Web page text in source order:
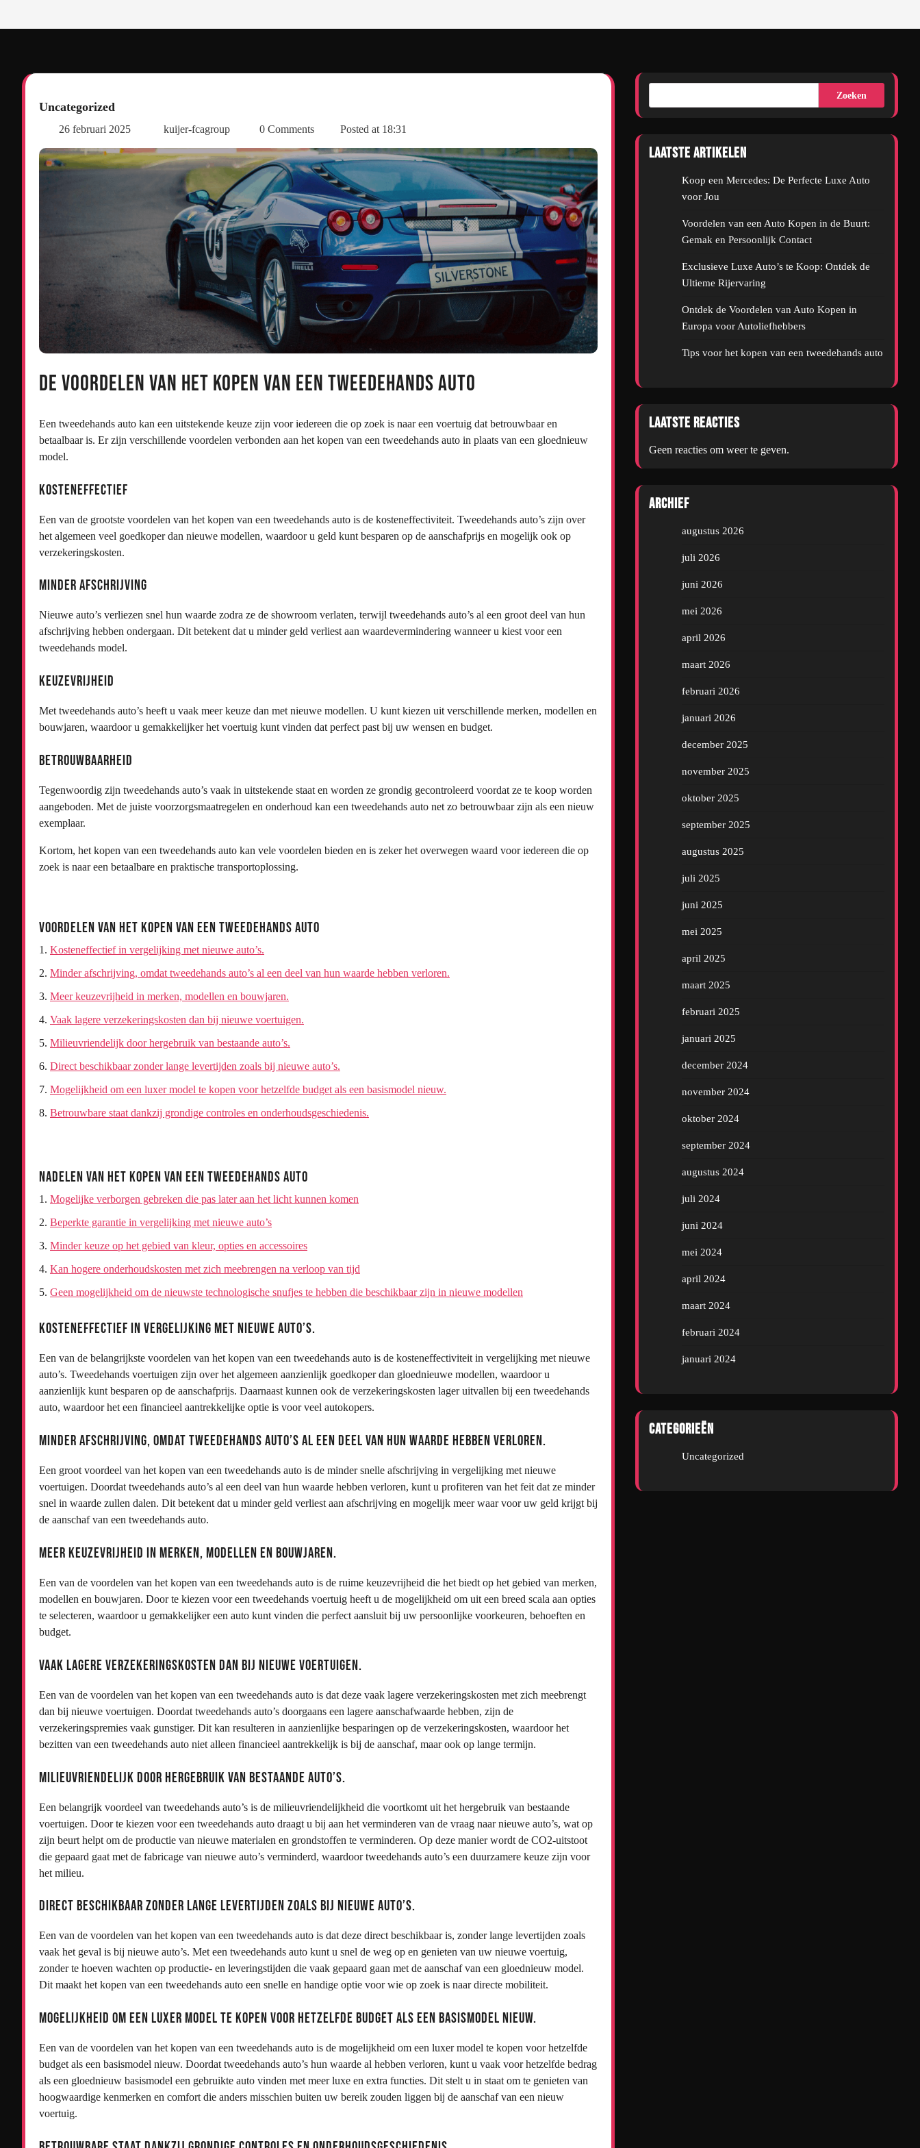
Uncategorized
26 februari 2025 kuijer-fcagroup 0 Comments Posted at 18:31
De Voordelen van het Kopen van een Tweedehands Auto
Een tweedehands auto kan een uitstekende keuze zijn voor iedereen die op zoek is naar een voertuig dat betrouwbaar en
betaalbaar is. Er zijn verschillende voordelen verbonden aan het kopen van een tweedehands auto in plaats van een gloednieuw
model.
Kosteneffectief
Een van de grootste voordelen van het kopen van een tweedehands auto is de kosteneffectiviteit. Tweedehands auto’s zijn over
het algemeen veel goedkoper dan nieuwe modellen, waardoor u geld kunt besparen op de aanschafprijs en mogelijk ook op
verzekeringskosten.
Minder Afschrijving
Nieuwe auto’s verliezen snel hun waarde zodra ze de showroom verlaten, terwijl tweedehands auto’s al een groot deel van hun
afschrijving hebben ondergaan. Dit betekent dat u minder geld verliest aan waardevermindering wanneer u kiest voor een
tweedehands model.
Keuzevrijheid
Met tweedehands auto’s heeft u vaak meer keuze dan met nieuwe modellen. U kunt kiezen uit verschillende merken, modellen en
bouwjaren, waardoor u gemakkelijker het voertuig kunt vinden dat perfect past bij uw wensen en budget.
Betrouwbaarheid
Tegenwoordig zijn tweedehands auto’s vaak in uitstekende staat en worden ze grondig gecontroleerd voordat ze te koop worden
aangeboden. Met de juiste voorzorgsmaatregelen en onderhoud kan een tweedehands auto net zo betrouwbaar zijn als een nieuw
exemplaar.
Kortom, het kopen van een tweedehands auto kan vele voordelen bieden en is zeker het overwegen waard voor iedereen die op
zoek is naar een betaalbare en praktische transportoplossing.
Voordelen van het Kopen van een Tweedehands Auto
Kosteneffectief in vergelijking met nieuwe auto’s.
Minder afschrijving, omdat tweedehands auto’s al een deel van hun waarde hebben verloren.
Meer keuzevrijheid in merken, modellen en bouwjaren.
Vaak lagere verzekeringskosten dan bij nieuwe voertuigen.
Milieuvriendelijk door hergebruik van bestaande auto’s.
Direct beschikbaar zonder lange levertijden zoals bij nieuwe auto’s.
Mogelijkheid om een luxer model te kopen voor hetzelfde budget als een basismodel nieuw.
Betrouwbare staat dankzij grondige controles en onderhoudsgeschiedenis.
Nadelen van het Kopen van een Tweedehands Auto
Mogelijke verborgen gebreken die pas later aan het licht kunnen komen
Beperkte garantie in vergelijking met nieuwe auto’s
Minder keuze op het gebied van kleur, opties en accessoires
Kan hogere onderhoudskosten met zich meebrengen na verloop van tijd
Geen mogelijkheid om de nieuwste technologische snufjes te hebben die beschikbaar zijn in nieuwe modellen
Kosteneffectief in vergelijking met nieuwe auto’s.
Een van de belangrijkste voordelen van het kopen van een tweedehands auto is de kosteneffectiviteit in vergelijking met nieuwe
auto’s. Tweedehands voertuigen zijn over het algemeen aanzienlijk goedkoper dan gloednieuwe modellen, waardoor u
aanzienlijk kunt besparen op de aanschafprijs. Daarnaast kunnen ook de verzekeringskosten lager uitvallen bij een tweedehands
auto, waardoor het een financieel aantrekkelijke optie is voor veel autokopers.
Minder afschrijving, omdat tweedehands auto’s al een deel van hun waarde hebben verloren.
Een groot voordeel van het kopen van een tweedehands auto is de minder snelle afschrijving in vergelijking met nieuwe
voertuigen. Doordat tweedehands auto’s al een deel van hun waarde hebben verloren, kunt u profiteren van het feit dat ze minder
snel in waarde zullen dalen. Dit betekent dat u minder geld verliest aan afschrijving en mogelijk meer waar voor uw geld krijgt bij
de aanschaf van een tweedehands auto.
Meer keuzevrijheid in merken, modellen en bouwjaren.
Een van de voordelen van het kopen van een tweedehands auto is de ruime keuzevrijheid die het biedt op het gebied van merken,
modellen en bouwjaren. Door te kiezen voor een tweedehands voertuig heeft u de mogelijkheid om uit een breed scala aan opties
te selecteren, waardoor u gemakkelijker een auto kunt vinden die perfect aansluit bij uw persoonlijke voorkeuren, behoeften en
budget.
Vaak lagere verzekeringskosten dan bij nieuwe voertuigen.
Een van de voordelen van het kopen van een tweedehands auto is dat deze vaak lagere verzekeringskosten met zich meebrengt
dan bij nieuwe voertuigen. Doordat tweedehands auto’s doorgaans een lagere aanschafwaarde hebben, zijn de
verzekeringspremies vaak gunstiger. Dit kan resulteren in aanzienlijke besparingen op de verzekeringskosten, waardoor het
bezitten van een tweedehands auto niet alleen financieel aantrekkelijk is bij de aanschaf, maar ook op lange termijn.
Milieuvriendelijk door hergebruik van bestaande auto’s.
Een belangrijk voordeel van tweedehands auto’s is de milieuvriendelijkheid die voortkomt uit het hergebruik van bestaande
voertuigen. Door te kiezen voor een tweedehands auto draagt u bij aan het verminderen van de vraag naar nieuwe auto’s, wat op
zijn beurt helpt om de productie van nieuwe materialen en grondstoffen te verminderen. Op deze manier wordt de CO2-uitstoot
die gepaard gaat met de fabricage van nieuwe auto’s verminderd, waardoor tweedehands auto’s een duurzamere keuze zijn voor
het milieu.
Direct beschikbaar zonder lange levertijden zoals bij nieuwe auto’s.
Een van de voordelen van het kopen van een tweedehands auto is dat deze direct beschikbaar is, zonder lange levertijden zoals
vaak het geval is bij nieuwe auto’s. Met een tweedehands auto kunt u snel de weg op en genieten van uw nieuwe voertuig,
zonder te hoeven wachten op productie- en leveringstijden die vaak gepaard gaan met de aanschaf van een gloednieuw model.
Dit maakt het kopen van een tweedehands auto een snelle en handige optie voor wie op zoek is naar directe mobiliteit.
Mogelijkheid om een luxer model te kopen voor hetzelfde budget als een basismodel nieuw.
Een van de voordelen van het kopen van een tweedehands auto is de mogelijkheid om een luxer model te kopen voor hetzelfde
budget als een basismodel nieuw. Doordat tweedehands auto’s hun waarde al hebben verloren, kunt u vaak voor hetzelfde bedrag
als een gloednieuw basismodel een gebruikte auto vinden met meer luxe en extra functies. Dit stelt u in staat om te genieten van
hoogwaardige kenmerken en comfort die anders misschien buiten uw bereik zouden liggen bij de aanschaf van een nieuw
voertuig.
Zoeken
Laatste artikelen
Koop een Mercedes: De Perfecte Luxe Auto
voor Jou
Voordelen van een Auto Kopen in de Buurt:
Gemak en Persoonlijk Contact
Exclusieve Luxe Auto’s te Koop: Ontdek de
Ultieme Rijervaring
Ontdek de Voordelen van Auto Kopen in
Europa voor Autoliefhebbers
Tips voor het kopen van een tweedehands auto
Laatste reacties
Geen reacties om weer te geven.
Archief
augustus 2026
juli 2026
juni 2026
mei 2026
april 2026
maart 2026
februari 2026
januari 2026
december 2025
november 2025
oktober 2025
september 2025
augustus 2025
juli 2025
juni 2025
mei 2025
april 2025
maart 2025
februari 2025
januari 2025
december 2024
november 2024
oktober 2024
september 2024
augustus 2024
juli 2024
juni 2024
mei 2024
april 2024
maart 2024
februari 2024
januari 2024
Categorieën
Uncategorized